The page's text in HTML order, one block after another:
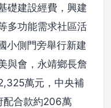
礎建設經費，興建
多功能需求社區活
小側門旁舉行新建
與會，永靖鄉長詹
萬元，中央補
配合款約206萬